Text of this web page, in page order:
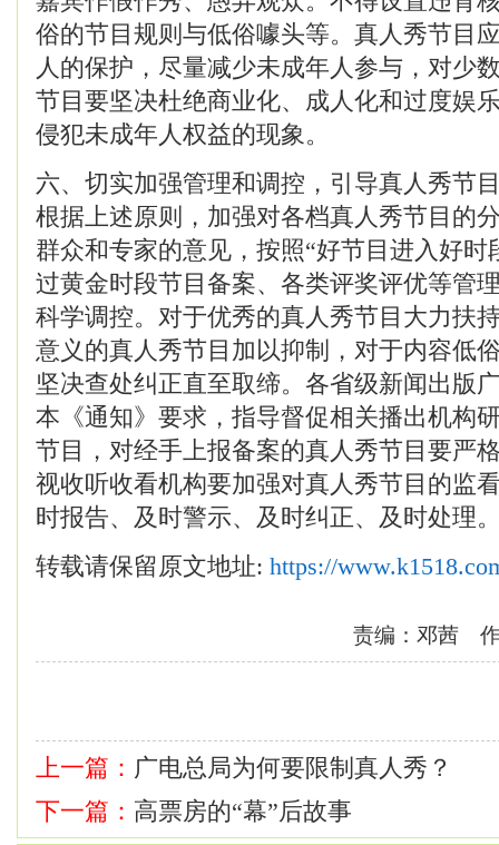
俗的节目规则与低俗噱头等。真人秀节目
人的保护，尽量减少未成年人参与，对少
节目要坚决杜绝商业化、成人化和过度娱
侵犯未成年人权益的现象。
六、切实加强管理和调控，引导真人秀节
根据上述原则，加强对各档真人秀节目的
群众和专家的意见，按照“好节目进入好时
过黄金时段节目备案、各类评奖评优等管
科学调控。对于优秀的真人秀节目大力扶
意义的真人秀节目加以抑制，对于内容低
坚决查处纠正直至取缔。各省级新闻出版
本《通知》要求，指导督促相关播出机构
节目，对经手上报备案的真人秀节目要严
视收听收看机构要加强对真人秀节目的监
时报告、及时警示、及时纠正、及时处理
转载请保留原文地址: https://
责编：邓茜
上一篇： 广电总局为何要限制真人秀？
下一篇： 高票房的“幕”后故事